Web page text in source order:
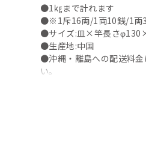
●1㎏まで計れます
●※1斥16両/1両10銭/1両
●サイズ:皿×竿長さ
●生産地:中国
●沖縄・離島への配送料金
い。